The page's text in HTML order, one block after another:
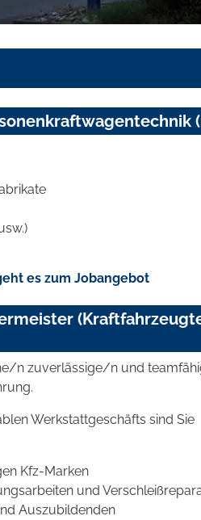
es zum Jobangebot
n zuverlässige/n und
Werkstattgeschäfts sind Sie
Kfz-Marken
und
Auszubildenden